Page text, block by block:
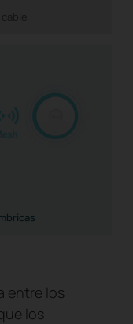
entre los
los